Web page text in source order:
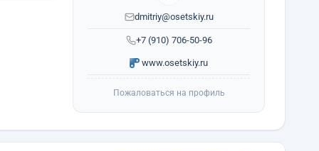
+7 (910) 706-50-96
dmitriy@osetskiy.ru
www.osetskiy.ru
Пожаловаться на профиль